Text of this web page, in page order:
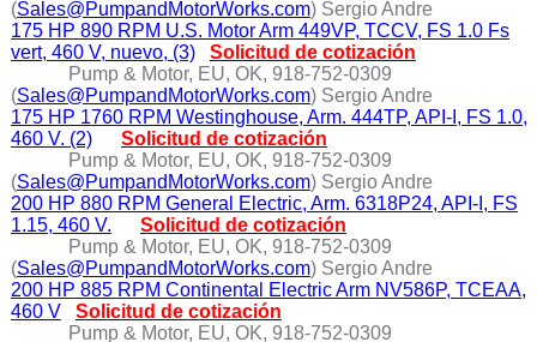
(Sales@PumpandMotorWorks.com) Sergio Andre
175 HP 890 RPM U.S. Motor Arm 449VP, TCCV, FS 1.0 Fs
vert, 460 V, nuevo, (3)
Solicitud de cotización
Pump & Motor, EU, OK, 918-752-0309
(Sales@PumpandMotorWorks.com) Sergio Andre
175 HP 1760 RPM Westinghouse, Arm. 444TP, API-I, FS 1.0,
460 V. (2)
Solicitud de cotización
Pump & Motor, EU, OK, 918-752-0309
(Sales@PumpandMotorWorks.com) Sergio Andre
200 HP 880 RPM General Electric, Arm. 6318P24, API-I, FS
1.15, 460 V.
Solicitud de cotización
Pump & Motor, EU, OK, 918-752-0309
(Sales@PumpandMotorWorks.com) Sergio Andre
200 HP 885 RPM Continental Electric Arm NV586P, TCEAA,
460 V
Solicitud de cotización
Pump & Motor, EU, OK, 918-752-0309